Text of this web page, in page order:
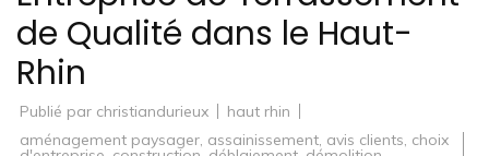
de Qualité dans le Haut-
Rhin
Publié par christiandurieux
haut rhin
aménagement paysager, assainissement, avis clients, choix